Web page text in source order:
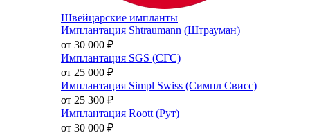
Швейцарские импланты
Имплантация Shtraumann (Штрауман)
от 30 000 ₽
Имплантация SGS (СГС)
от 25 000 ₽
Имплантация Simpl Swiss (Симпл Свисс)
от 25 300 ₽
Имплантация Roott (Рут)
от 30 000 ₽